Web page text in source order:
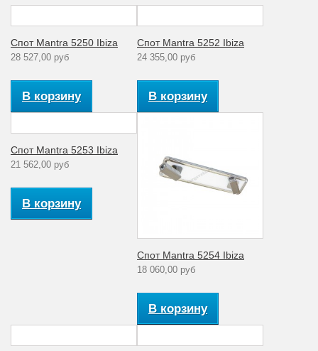
Общая мощность
Гарантия
Степень
влага (2ая цифра)
20
Тип поверхности
арматуры
Светодиодная
арматуры
Спот Mantra 5250 Ibiza
28 527,00 руб
В корзину
Спот Mantra 5252 Ibiza
24 355,00 руб
В корзину
Спот Mantra 5253 Ibiza
21 562,00 руб
В корзину
Спот Mantra 5254 Ibiza
18 060,00 руб
В корзину